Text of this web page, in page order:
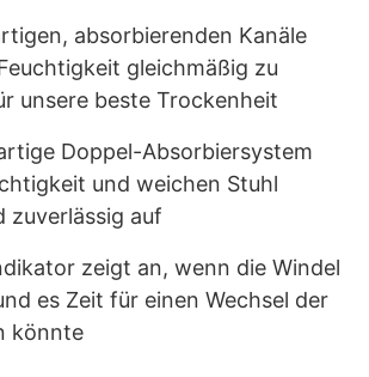
absorbierenden Kanäle
gleichmäßig zu
unsere beste Trockenheit
Doppel-Absorbiersystem
und weichen Stuhl
zuverlässig auf
zeigt an, wenn die Windel
es Zeit für einen Wechsel der
könnte